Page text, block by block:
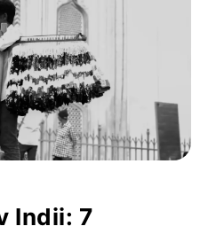
Indii: 7